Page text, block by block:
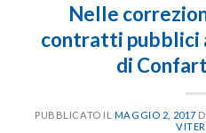
Nelle
contratti pubblici
di
PUBBLICATO IL MAGGIO 2, 2017